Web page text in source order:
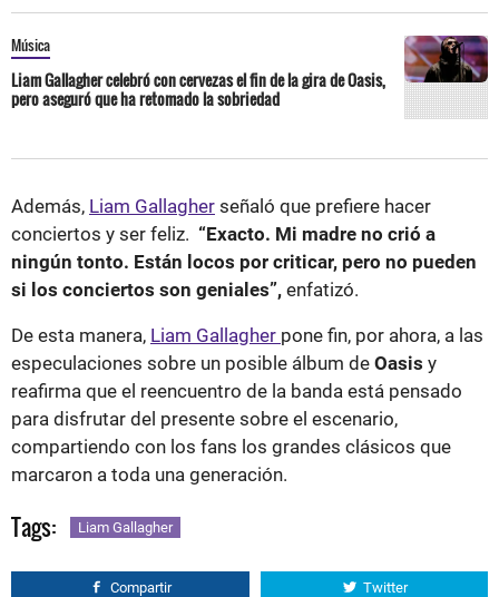
Música
Liam Gallagher celebró con cervezas el fin de la gira de Oasis,
pero aseguró que ha retomado la sobriedad
Además, Liam Gallagher señaló que prefiere hacer
conciertos y ser feliz. “Exacto. Mi madre no crió a
ningún tonto. Están locos por criticar, pero no pueden
si los conciertos son geniales”, enfatizó.
De esta manera, Liam Gallagher pone fin, por ahora, a las
especulaciones sobre un posible álbum de Oasis y
reafirma que el reencuentro de la banda está pensado
para disfrutar del presente sobre el escenario,
compartiendo con los fans los grandes clásicos que
marcaron a toda una generación.
Tags: Liam Gallagher
Compartir Twitter